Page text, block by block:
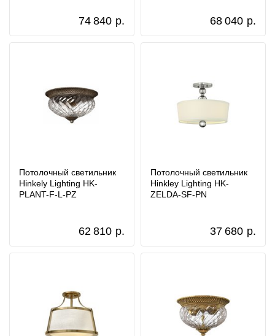
74 840 р. 68 040 р.
Потолочный светильник
Hinkely Lighting HK-
PLANT-F-L-PZ
62 810 р.
Потолочный светильник
Hinkley Lighting HK-
ZELDA-SF-PN
37 680 р.